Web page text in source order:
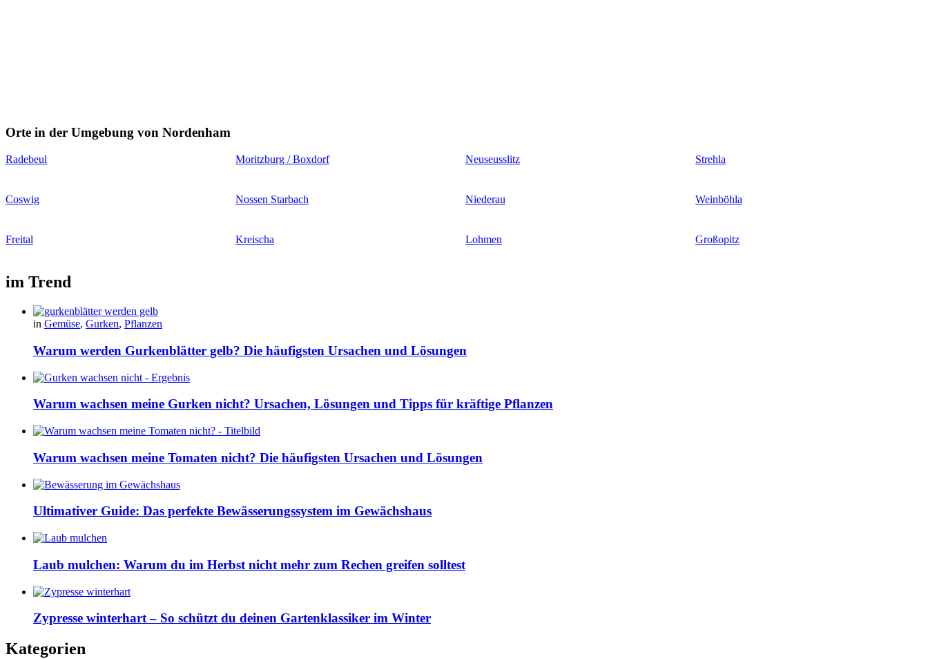
Orte in der Umgebung von Nordenham
Radebeul Moritzburg / Boxdorf Neuseusslitz Strehla
Coswig Nossen Starbach Niederau Weinböhla
Freital Kreischa Lohmen Großopitz
im Trend
in Gemüse, Gurken, Pflanzen
Warum werden Gurkenblätter gelb? Die häufigsten Ursachen und Lösungen
Warum wachsen meine Gurken nicht? Ursachen, Lösungen und Tipps für kräftige Pflanzen
Warum wachsen meine Tomaten nicht? Die häufigsten Ursachen und Lösungen
Ultimativer Guide: Das perfekte Bewässerungssystem im Gewächshaus
Laub mulchen: Warum du im Herbst nicht mehr zum Rechen greifen solltest
Zypresse winterhart – So schützt du deinen Gartenklassiker im Winter
Kategorien